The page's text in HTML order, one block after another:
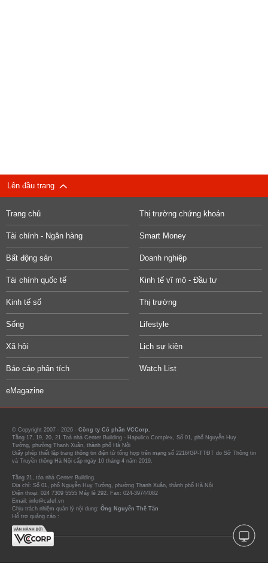
Lên đầu trang
Trang chủ Thị trường chứng khoán
Tài chính - Ngân hàng Smart Money
Bất động sản Doanh nghiệp
Tài chính quốc tế Kinh tế vĩ mô - Đầu tư
Kinh tế số Thị trường
Sống Lifestyle
Xã hội Lịch sự kiện
Báo cáo phân tích Watch List
eMagazine
© Copyright 2007 - 2026 - Công ty Cổ phần VCCorp.
Tầng 17, 19, 20, 21 Toà nhà Center Building - Hapulico Complex, Số 01, phố Nguyễn Huy
Tưởng, phường Thanh Xuân, thành phố Hà Nội
Giấy phép thiết lập trang thông tin điện tử tổng hợp trên mạng số 2216/GP-TTĐT do Sở Thông tin
và Truyền thông Hà Nội cấp ngày 10 tháng 4 năm 2019.
Tầng 21, tòa nhà Center Building.
Địa chỉ: Số 01, phố Nguyễn Huy Tưởng, phường Thanh Xuân, thành phố Hà Nội
Điện thoại: 024 7309 5555 Máy lẻ 292. Fax: 024-39744082
Email: info@cafef.vn
Chịu trách nhiệm quản lý nội dung: Ông Nguyễn Thế Tân
Hỗ trợ quảng cáo :